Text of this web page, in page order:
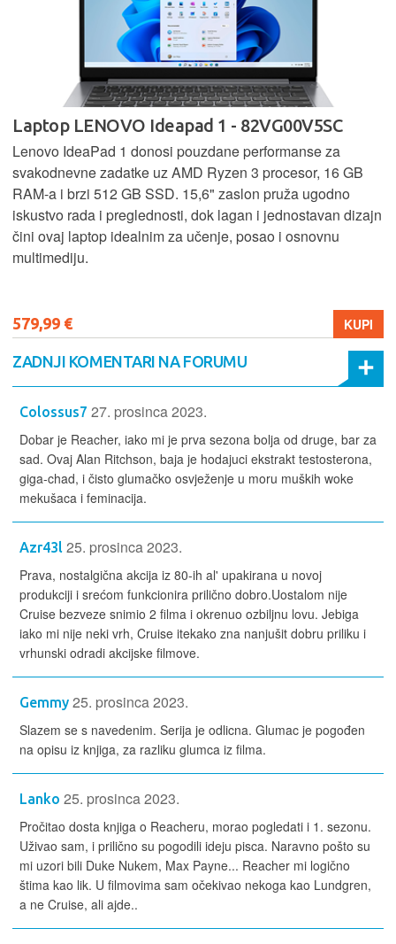
Laptop LENOVO Ideapad 1 - 82VG00V5SC
Lenovo IdeaPad 1 donosi pouzdane performanse za
svakodnevne zadatke uz AMD Ryzen 3 procesor, 16 GB
RAM-a i brzi 512 GB SSD. 15,6" zaslon pruža ugodno
iskustvo rada i preglednosti, dok lagan i jednostavan dizajn
čini ovaj laptop idealnim za učenje, posao i osnovnu
multimediju.
579,99 € KUPI
ZADNJI KOMENTARI NA FORUMU
Colossus7 27. prosinca 2023.
Dobar je Reacher, iako mi je prva sezona bolja od druge, bar za
sad. Ovaj Alan Ritchson, baja je hodajuci ekstrakt testosterona,
giga-chad, i čisto glumačko osvježenje u moru muških woke
mekušaca i feminacija.
Azr43l 25. prosinca 2023.
Prava, nostalgična akcija iz 80-ih al' upakirana u novoj
produkciji i srećom funkcionira prilično dobro.Uostalom nije
Cruise bezveze snimio 2 filma i okrenuo ozbiljnu lovu. Jebiga
iako mi nije neki vrh, Cruise itekako zna nanjušit dobru priliku i
vrhunski odradi akcijske filmove.
Gemmy 25. prosinca 2023.
Slazem se s navedenim. Serija je odlicna. Glumac je pogođen
na opisu iz knjiga, za razliku glumca iz filma.
Lanko 25. prosinca 2023.
Pročitao dosta knjiga o Reacheru, morao pogledati i 1. sezonu.
Uživao sam, i prilično su pogodili ideju pisca. Naravno pošto su
mi uzori bili Duke Nukem, Max Payne... Reacher mi logično
štima kao lik. U filmovima sam očekivao nekoga kao Lundgren,
a ne Cruise, ali ajde..